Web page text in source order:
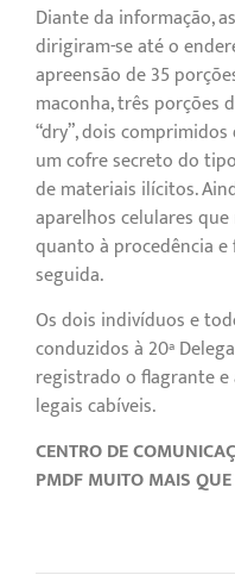
Diante da informação,
dirigiram-se até o
apreensão de 35
maconha, três porções
“dry”, dois
um cofre secreto do
de materiais ilícitos.
aparelhos celulares
quanto à procedência
seguida.
Os dois indivíduos e
conduzidos à 20ª
registrado o flagrante
legais cabíveis.
CENTRO DE
PMDF MUITO MAIS